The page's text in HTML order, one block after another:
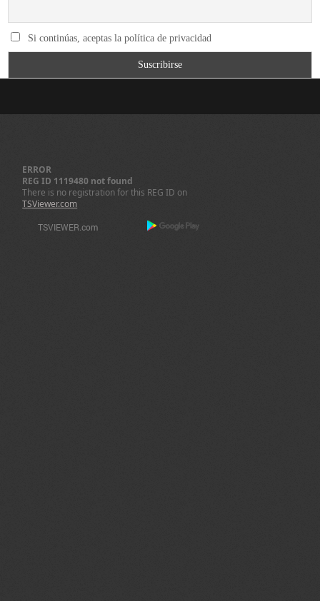
Si continúas, aceptas la política de privacidad
ERROR
REG ID 1119480 not found
There is no registration for this REG ID on
TSViewer.com